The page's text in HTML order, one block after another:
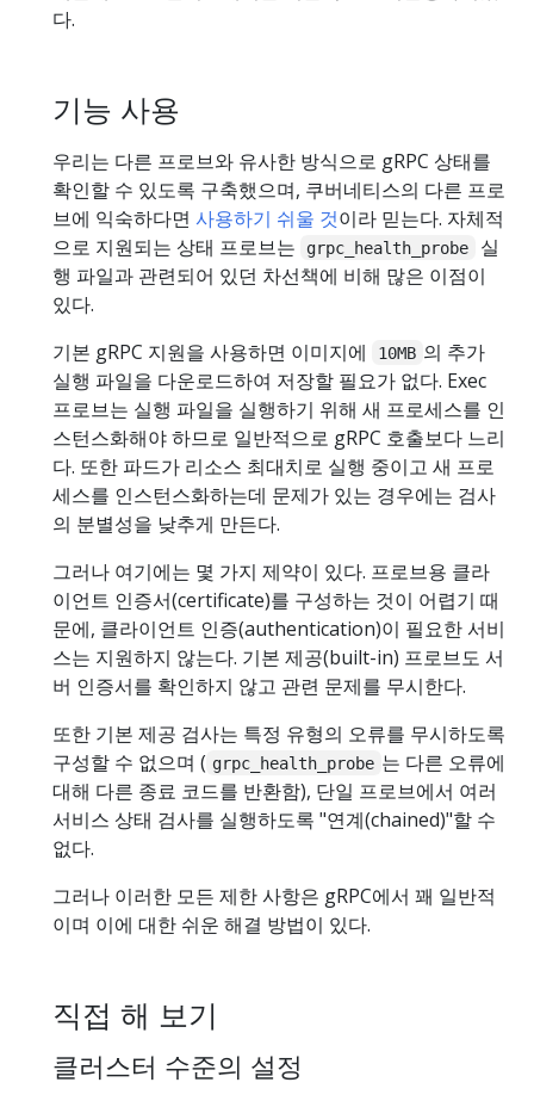
다.
기능 사용
우리는 다른 프로브와 유사한 방식으로 gRPC 상태를
확인할 수 있도록 구축했으며, 쿠버네티스의 다른 프로
브에 익숙하다면 사용하기 쉬울 것이라 믿는다. 자체적
으로 지원되는 상태 프로브는
grpc_health_probe
실
행 파일과 관련되어 있던 차선책에 비해 많은 이점이
있다.
기본 gRPC 지원을 사용하면 이미지에
10MB 의 추가
실행 파일을 다운로드하여 저장할 필요가 없다. Exec
프로브는 실행 파일을 실행하기 위해 새 프로세스를 인
스턴스화해야 하므로 일반적으로 gRPC 호출보다 느리
다. 또한 파드가 리소스 최대치로 실행 중이고 새 프로
세스를 인스턴스화하는데 문제가 있는 경우에는 검사
의 분별성을 낮추게 만든다.
그러나 여기에는 몇 가지 제약이 있다. 프로브용 클라
이언트 인증서(certificate)를 구성하는 것이 어렵기 때
문에, 클라이언트 인증(authentication)이 필요한 서비
스는 지원하지 않는다. 기본 제공(built-in) 프로브도 서
버 인증서를 확인하지 않고 관련 문제를 무시한다.
또한 기본 제공 검사는 특정 유형의 오류를 무시하도록
구성할 수 없으며 ( grpc_health_probe 는 다른 오류에
대해 다른 종료 코드를 반환함), 단일 프로브에서 여러
서비스 상태 검사를 실행하도록 "연계(chained)"할 수
없다.
그러나 이러한 모든 제한 사항은 gRPC에서 꽤 일반적
이며 이에 대한 쉬운 해결 방법이 있다.
직접 해 보기
클러스터 수준의 설정